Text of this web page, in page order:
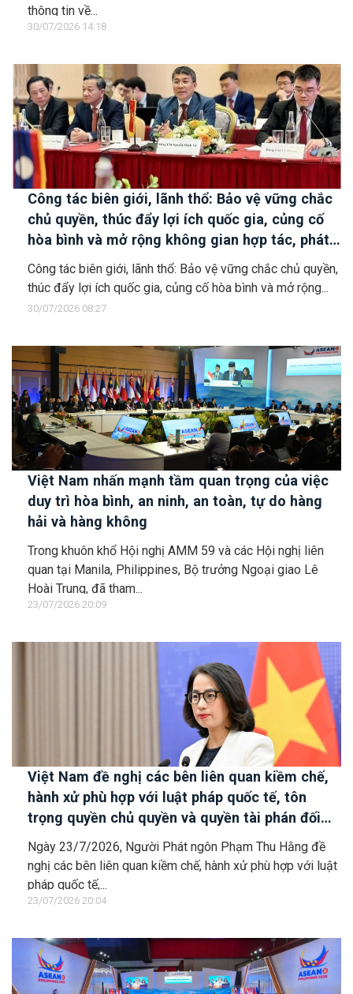
thông tin về...
30/07/2026 14:18
Công tác biên giới, lãnh thổ: Bảo vệ vững chắc
chủ quyền, thúc đẩy lợi ích quốc gia, củng cố
hòa bình và mở rộng không gian hợp tác, phát
triển
Công tác biên giới, lãnh thổ: Bảo vệ vững chắc chủ quyền,
thúc đẩy lợi ích quốc gia, củng cố hòa bình và mở rộng...
30/07/2026 08:27
Việt Nam nhấn mạnh tầm quan trọng của việc
duy trì hòa bình, an ninh, an toàn, tự do hàng
hải và hàng không
Trong khuôn khổ Hội nghị AMM 59 và các Hội nghị liên
quan tại Manila, Philippines, Bộ trưởng Ngoại giao Lê
Hoài Trung, đã tham...
23/07/2026 20:09
Việt Nam đề nghị các bên liên quan kiềm chế,
hành xử phù hợp với luật pháp quốc tế, tôn
trọng quyền chủ quyền và quyền tài phán đối
với vùng đặc quyền kinh tế và thềm lục địa của
quốc gia ven biển
Ngày 23/7/2026, Người Phát ngôn Phạm Thu Hằng đề
nghị các bên liên quan kiềm chế, hành xử phù hợp với luật
pháp quốc tế,...
23/07/2026 20:04